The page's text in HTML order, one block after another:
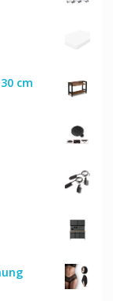
cm